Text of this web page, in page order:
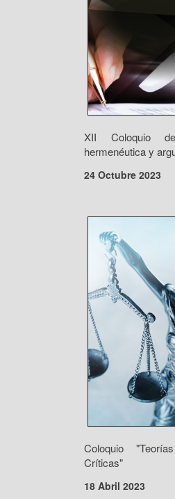
XII Coloquio
hermenéutica y
24 Octubre 2023
Coloquio
Críticas"
18 Abril 2023